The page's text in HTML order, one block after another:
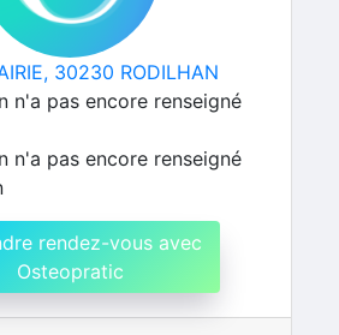
30230 RODILHAN
n'a pas encore renseigné
n'a pas encore renseigné
rendez-vous avec
Osteopratic